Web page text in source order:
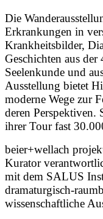
Die
Erkrankungen in
Krankheitsbilder,
Geschichten aus
Seelenkunde und
Ausstellung bietet
moderne Wege zur
deren Perspektiven.
ihrer Tour fast
beier+wellach
Kurator
mit dem SALUS
dramaturgisch-
wissenschaftliche